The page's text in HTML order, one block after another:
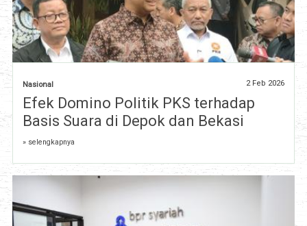
Nasional 2 Feb 2026
Efek Domino Politik PKS terhadap
Basis Suara di Depok dan Bekasi
» selengkapnya